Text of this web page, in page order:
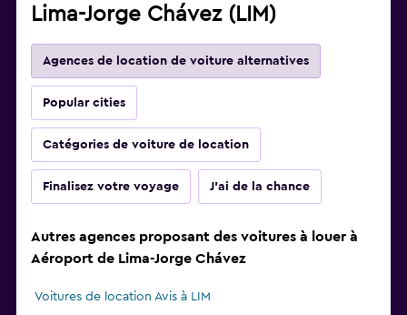
Lima-Jorge Chávez (LIM)
Agences de location de voiture alternatives
Popular cities
Catégories de voiture de location
Finalisez votre voyage J'ai de la chance
Autres agences proposant des voitures à louer à
Aéroport de Lima-Jorge Chávez
Voitures de location Avis à LIM